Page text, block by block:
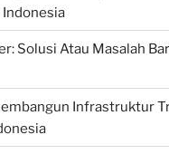
Indonesia
Solusi Atau Masalah
Infrastruktur